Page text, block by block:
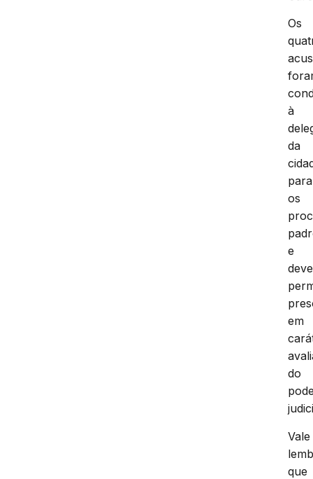
Os
à
da
para
os
e
em
do
Vale
que